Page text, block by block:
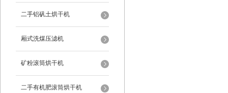
二手铝矾土烘干机
厢式洗煤压滤机
矿粉滚筒烘干机
二手有机肥滚筒烘干机